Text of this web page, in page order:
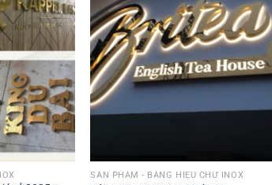
SẢN PHẨM - BẢNG HIỆU CHỮ INOX